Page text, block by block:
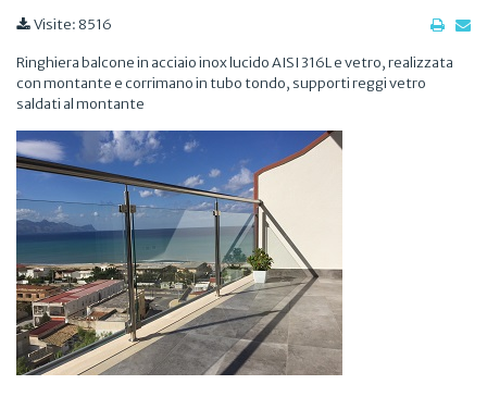
Visite: 8516
Ringhiera balcone in acciaio inox lucido AISI 316L e vetro, realizzata
con montante e corrimano in tubo tondo, supporti reggi vetro
saldati al montante